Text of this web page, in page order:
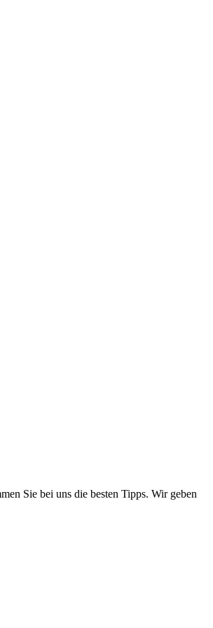
Sie bei uns die besten Tipps. Wir geben